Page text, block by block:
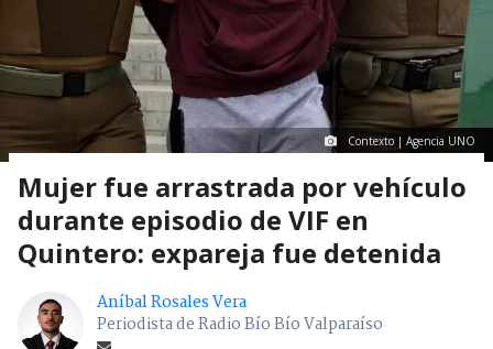
Contexto | Agencia UNO
Mujer fue arrastrada por vehículo
durante episodio de VIF en
Quintero: expareja fue detenida
Aníbal Rosales Vera
Periodista de Radio Bío Bío Valparaíso